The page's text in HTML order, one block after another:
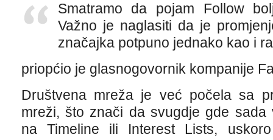
Smatramo da pojam Follow
Važno je naglasiti da je
značajka potpuno jednako kao i
priopćio je glasnogovornik kompanije
Društvena mreža je već počela sa
mreži, što znači da svugdje gde sada
na Timeline ili Interest Lists,